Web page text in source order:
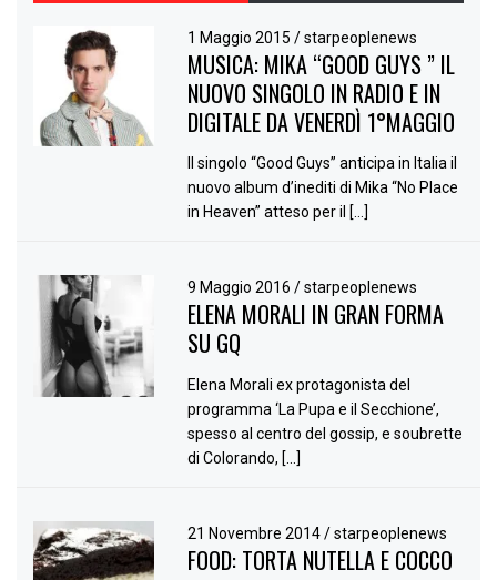
1 Maggio 2015/ starpeoplenews
MUSICA: MIKA “GOOD GUYS ” IL
NUOVO SINGOLO IN RADIO E IN
DIGITALE DA VENERDÌ 1°MAGGIO
Il singolo “Good Guys” anticipa in Italia il
nuovo album d’inediti di Mika “No Place
in Heaven” atteso per il […]
9 Maggio 2016/ starpeoplenews
ELENA MORALI IN GRAN FORMA
SU GQ
Elena Morali ex protagonista del
programma ‘La Pupa e il Secchione’,
spesso al centro del gossip, e soubrette
di Colorando, […]
21 Novembre 2014/ starpeoplenews
FOOD: TORTA NUTELLA E COCCO